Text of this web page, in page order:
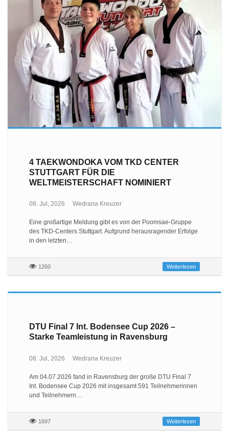
4 TAEKWONDOKA VOM TKD CENTER
STUTTGART FÜR DIE
WELTMEISTERSCHAFT NOMINIERT
08. Jul, 2026 Wedrana Kreuzer
Eine großartige Meldung gibt es von der Poomsae-Gruppe
des TKD-Centers Stuttgart. Aufgrund herausragender Erfolge
in den letzten…
1260 Weiterlesen
DTU Final 7 Int. Bodensee Cup 2026 –
Starke Teamleistung in Ravensburg
08. Jul, 2026 Wedrana Kreuzer
Am 04.07.2026 fand in Ravensburg der große DTU Final 7
Int. Bodensee Cup 2026 mit insgesamt 591 Teilnehmerinnen
und Teilnehmern…
1697 Weiterlesen